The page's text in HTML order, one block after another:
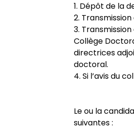
1. Dépôt de la
2.
3.
Collège
directrices
doctoral.
4. Si l’avis du
Le ou la
suivantes :